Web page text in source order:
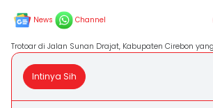
News Channel
Trotoar di Jalan Sunan Drajat, Kabupaten Cirebon
Intinya Sih